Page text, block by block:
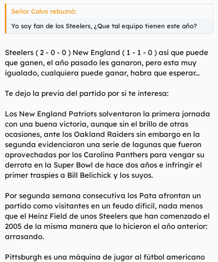
Señor Calvo rebuznó:
Yo soy fan de los Steelers, ¿Que tal equipo tienen este año?
Steelers ( 2 - 0 - 0 ) New England ( 1 - 1 - 0 ) así que puede
que ganen, el año pasado les ganaron, pero esta muy
igualado, cualquiera puede ganar, habra que esperar...
Te dejo la previa del partido por si te interesa:
Los New England Patriots solventaron la primera jornada
con una buena victoria, aunque sin el brillo de otras
ocasiones, ante los Oakland Raiders sin embargo en la
segunda evidenciaron una serie de lagunas que fueron
aprovechadas por los Carolina Panthers para vengar su
derrota en la Super Bowl de hace dos años e infringir el
primer traspies a Bill Belichick y los suyos.
Por segunda semana consecutiva los Pata afrontan un
partido como visitantes en un feudo dificil, nada menos
que el Heinz Field de unos Steelers que han comenzado el
2005 de la misma manera que lo hicieron el año anterior:
arrasando.
Pittsburgh es una máquina de jugar al fútbol americano